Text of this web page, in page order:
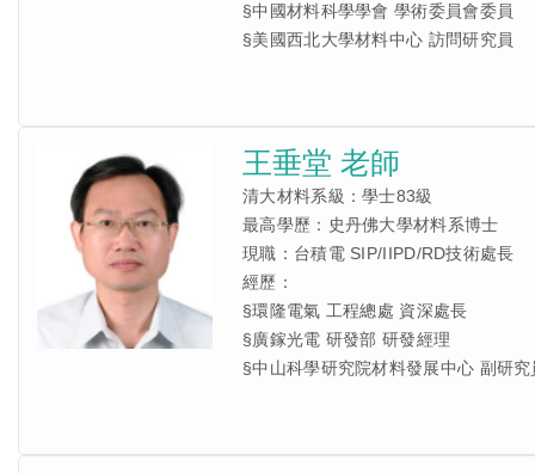
§中國材料科學學會 學術委員會委員
§美國西北大學材料中心 訪問研究員
王垂堂 老師
清大材料系級：學士83級
最高學歷：史丹佛大學材料系博士
現職：台積電 SIP/IIPD/RD技術處長
經歷：
§環隆電氣 工程總處 資深處長
§廣鎵光電 研發部 研發經理
§中山科學研究院材料發展中心 副研究